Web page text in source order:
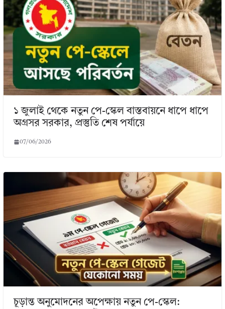
১ জুলাই থেকে নতুন পে-স্কেল বাস্তবায়নে ধাপে ধাপে
অগ্রসর সরকার, প্রস্তুতি শেষ পর্যায়ে
07/06/2026
চূড়ান্ত অনুমোদনের অপেক্ষায় নতুন পে-স্কেল: